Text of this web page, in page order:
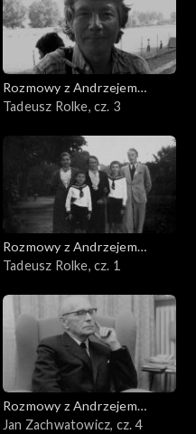
Rozmowy z Andrzejem
Doboszem
Tadeusz Rolke, cz. 3
Rozmowy z Andrzejem
Doboszem
Tadeusz Rolke, cz. 1
Rozmowy z Andrzejem
Doboszem
Jan Zachwatowicz, cz. 4